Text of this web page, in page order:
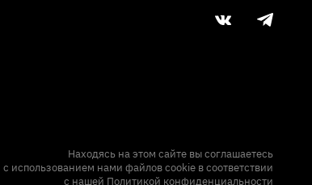
Находясь на этом сайте вы соглашаетесь
с использованием нами файлов cookie в соответствии
с нашей Политикой конфиденциальности